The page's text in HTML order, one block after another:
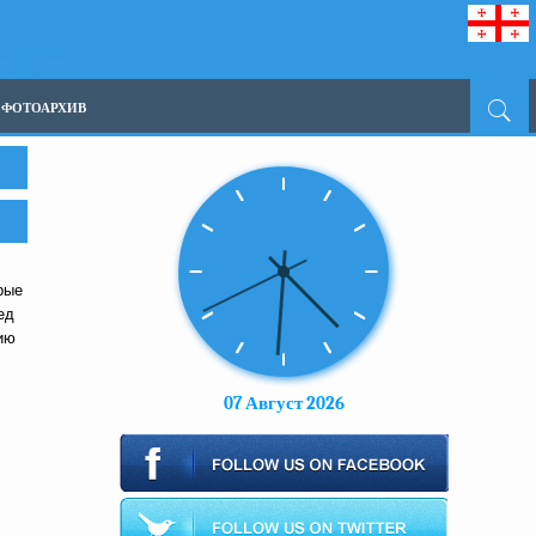
ФОТОАРХИВ
07 Август 2026